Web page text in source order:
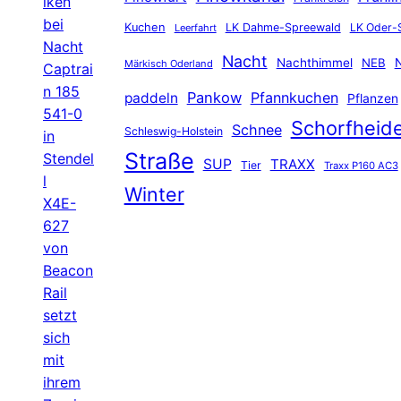
bei
Nacht
Captrai
n 185
541-0
in
Stendel
l
X4E-
627
von
Beacon
Rail
setzt
sich
mit
ihrem
Kuchen Leerfahrt LK Dahme-Spreewald LK Oder-
Märkisch Oderland Nacht Nachthimmel NEB
paddeln Pankow Pfannkuchen Pflanzen
Schleswig-Holstein Schnee
Straße SUP Tier TRAXX Traxx P160 AC3
Winter